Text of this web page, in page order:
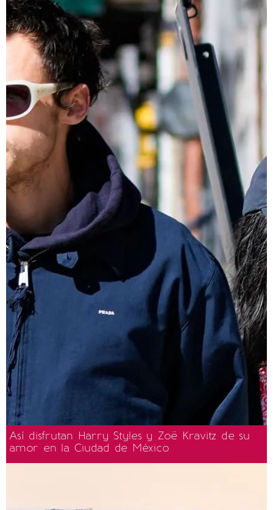
Así disfrutan Harry Styles y Zoë Kravitz de su
amor en la Ciudad de México